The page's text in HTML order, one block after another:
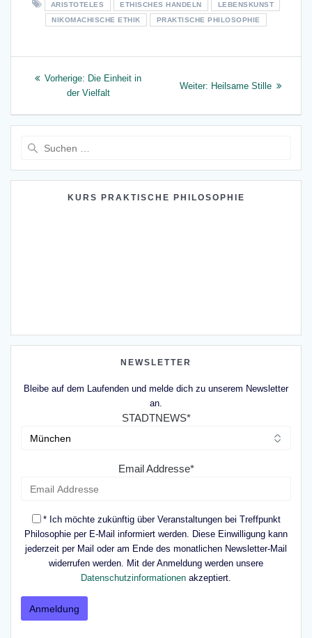
ARISTOTELES ETHISCHES HANDELN
LEBENSKUNST
NIKOMACHISCHE ETHIK
PRAKTISCHE PHILOSOPHIE
Beitragsnavigation
Vorherige: Vorheriger
Beitrag:
Die Einheit in
der Vielfalt
Weiter: Nächster
Heilsame Stille
KURS PRAKTISCHE PHILOSOPHIE
NEWSLETTER
Bleibe auf dem Laufenden und melde dich zu unserem Newsletter
an.
STADTNEWS*
Email Addresse*
* Ich möchte zukünftig über Veranstaltungen bei Treffpunkt
Philosophie per E-Mail informiert werden. Diese Einwilligung kann
jederzeit per Mail oder am Ende des monatlichen Newsletter-Mail
widerrufen werden. Mit der Anmeldung werden unsere
Datenschutzinformationen akzeptiert.